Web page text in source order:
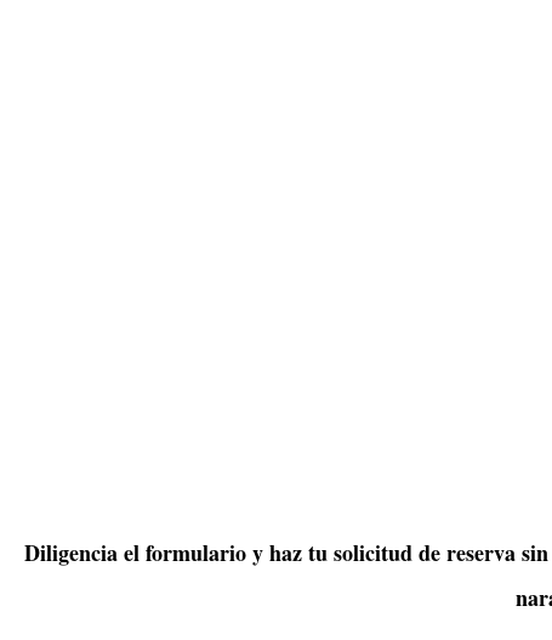
Diligencia el formulario y haz tu solicitud de reserva